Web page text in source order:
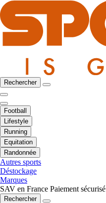
Rechercher
Football
Lifestyle
Running
Equitation
Randonnée
Autres sports
Déstockage
Marques
SAV en France Paiement sécurisé
Rechercher